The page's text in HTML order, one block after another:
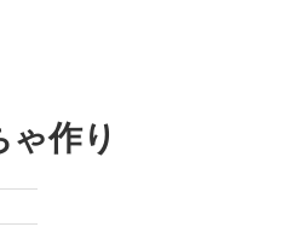
作り